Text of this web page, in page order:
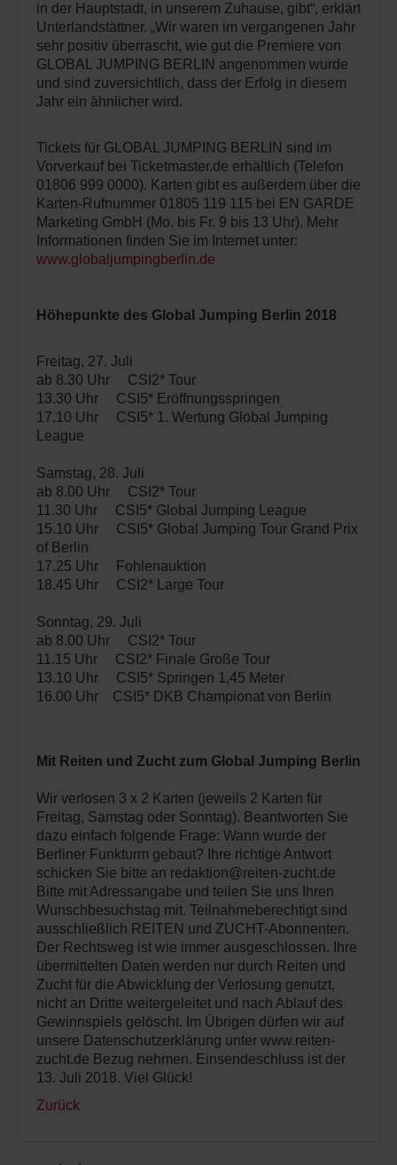
in der Hauptstadt, in unserem Zuhause, gibt“, erklärt
Unterlandstättner. „Wir waren im vergangenen Jahr
sehr positiv überrascht, wie gut die Premiere von
GLOBAL JUMPING BERLIN angenommen wurde
und sind zuversichtlich, dass der Erfolg in diesem
Jahr ein ähnlicher wird.
Tickets für GLOBAL JUMPING BERLIN sind im
Vorverkauf bei Ticketmaster.de erhältlich (Telefon
01806 999 0000). Karten gibt es außerdem über die
Karten-Rufnummer 01805 119 115 bei EN GARDE
Marketing GmbH (Mo. bis Fr. 9 bis 13 Uhr). Mehr
Informationen finden Sie im Internet unter:
www.globaljumpingberlin.de
Höhepunkte des Global Jumping Berlin 2018
Freitag, 27. Juli
ab 8.30 Uhr CSI2* Tour
13.30 Uhr CSI5* Eröffnungsspringen
17.10 Uhr CSI5* 1. Wertung Global Jumping
League
Samstag, 28. Juli
ab 8.00 Uhr CSI2* Tour
11.30 Uhr CSI5* Global Jumping League
15.10 Uhr CSI5* Global Jumping Tour Grand Prix
of Berlin
17.25 Uhr Fohlenauktion
18.45 Uhr CSI2* Large Tour
Sonntag, 29. Juli
ab 8.00 Uhr CSI2* Tour
11.15 Uhr CSI2* Finale Große Tour
13.10 Uhr CSI5* Springen 1,45 Meter
16.00 Uhr CSI5* DKB Championat von Berlin
Mit Reiten und Zucht zum Global Jumping Berlin
Wir verlosen 3 x 2 Karten (jeweils 2 Karten für
Freitag, Samstag oder Sonntag). Beantworten Sie
dazu einfach folgende Frage: Wann wurde der
Berliner Funkturm gebaut? Ihre richtige Antwort
schicken Sie bitte an redaktion@reiten-zucht.de
Bitte mit Adressangabe und teilen Sie uns Ihren
Wunschbesuchstag mit. Teilnahmeberechtigt sind
ausschließlich REITEN und ZUCHT-Abonnenten.
Der Rechtsweg ist wie immer ausgeschlossen. Ihre
übermittelten Daten werden nur durch Reiten und
Zucht für die Abwicklung der Verlosung genutzt,
nicht an Dritte weitergeleitet und nach Ablauf des
Gewinnspiels gelöscht. Im Übrigen dürfen wir auf
unsere Datenschutzerklärung unter www.reiten-
zucht.de Bezug nehmen. Einsendeschluss ist der
13. Juli 2018. Viel Glück!
Zurück